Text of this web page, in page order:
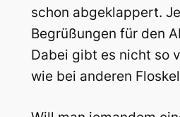
schon abgeklappert.
Begrüßungen für den
Dabei gibt es nicht so
wie bei anderen